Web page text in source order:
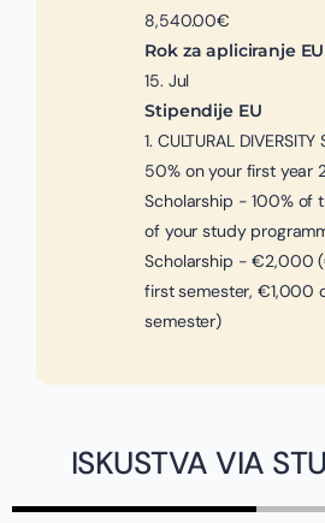
8,540.00€
Rok za apliciranje EU
15. Jul
Stipendije EU
1. CULTURAL
50% on your first year
Scholarship - 100% of
of your study
Scholarship - €2,000
first semester, €1,000
semester)
ISKUSTVA VIA